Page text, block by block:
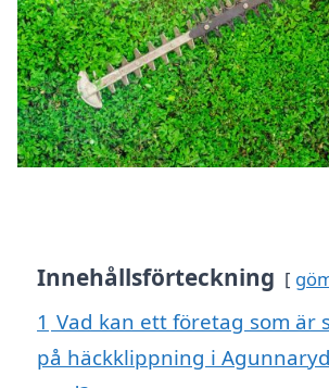
Innehållsförteckning
1 Vad kan ett företag som är
på häckklippning i